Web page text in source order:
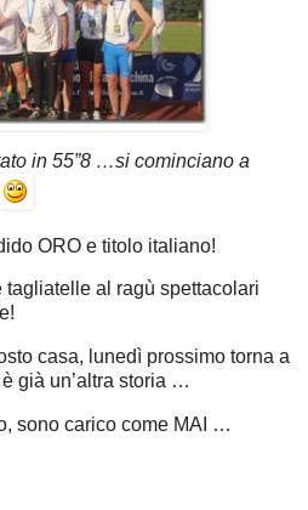
in 55”8 …si cominciano a
ORO e titolo italiano!
al ragù spettacolari
casa, lunedì prossimo torna a
già un’altra storia …
sono carico come MAI …